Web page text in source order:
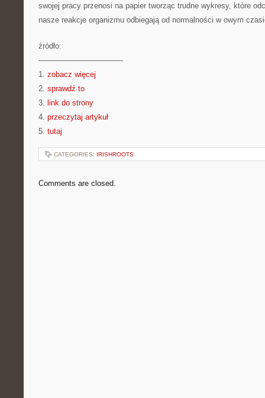
swojej pracy przenosi na papier tworząc trudne wykresy, które
nasze reakcje organizmu odbiegają od normalności w owym
źródło:
———————————
1. zobacz więcej
2. sprawdź to
3. link do strony
4. przeczytaj artykuł
5. tutaj
CATEGORIES: IRISHROOTS
Comments are closed.